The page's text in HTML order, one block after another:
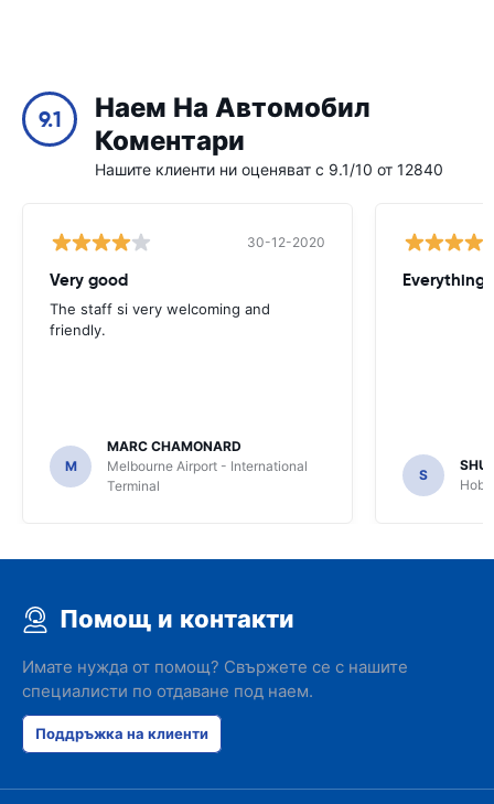
9.1
Наем На Автомобил
Коментари
Нашите клиенти ни оценяват с 9.1/10 от 12840
30-12-2020
Very good
The staff si very welcoming and
friendly.
M
MARC CHAMONARD
Melbourne Airport - International
Terminal
Everything
S
Помощ и контакти
Имате нужда от помощ? Свържете се с нашите
специалисти по отдаване под наем.
Поддръжка на клиенти